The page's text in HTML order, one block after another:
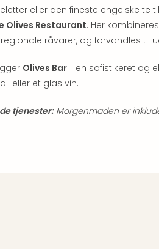
eller den fineste engelske te
Olives Restaurant. Her
råvarer, og forvandles til
Olives Bar: I en sofistikeret og
eller et glas vin.
tjenester:Morgenmaden er